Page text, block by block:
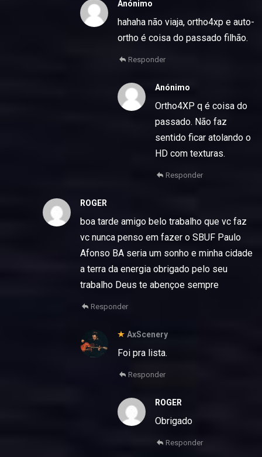
Anónimo
hahaha não viaja, ortho4xp e auto-
ortho é coisa do passado filhão.
Responder
Anónimo
Ortho4XP q é coisa do
passado. Não faz
sentido ficar atolando o
HD com texturas.
Responder
ROGER
boa tarde amigo belo trabalho que vc faz
vc nunca penso em fazer o SBUF Paulo
Afonso BA seria um sonho e minha cidade
a terra da energia obrigado pelo seu
trabalho Deus te abençoe sempre
Responder
AxScenery
Foi pra lista.
Responder
ROGER
Obrigado
Responder